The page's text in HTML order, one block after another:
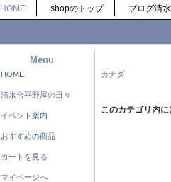
HOME shopのトップ ブログ清
Menu
HOME
清水台平野屋の日々
イベント案内
おすすめの商品
カートを見る
マイページへ
カナダ
このカテゴリ内に